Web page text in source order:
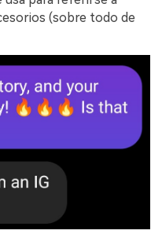
(sobre todo de